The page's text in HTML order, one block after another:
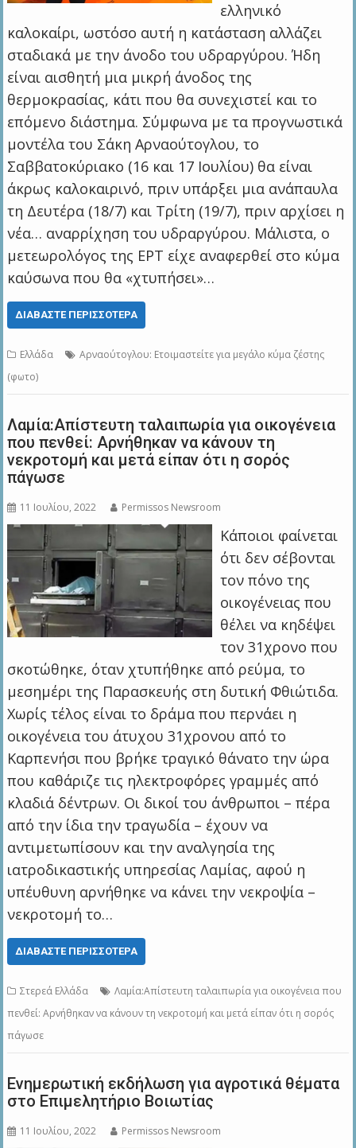
ελληνικό
καλοκαίρι, ωστόσο αυτή η κατάσταση αλλάζει
σταδιακά με την άνοδο του υδραργύρου. Ήδη
είναι αισθητή μια μικρή άνοδος της
θερμοκρασίας, κάτι που θα συνεχιστεί και το
επόμενο διάστημα. Σύμφωνα με τα προγνωστικά
μοντέλα του Σάκη Αρναούτογλου, το
Σαββατοκύριακο (16 και 17 Ιουλίου) θα είναι
άκρως καλοκαιρινό, πριν υπάρξει μια ανάπαυλα
τη Δευτέρα (18/7) και Τρίτη (19/7), πριν αρχίσει η
νέα… αναρρίχηση του υδραργύρου. Μάλιστα, ο
μετεωρολόγος της ΕΡΤ είχε αναφερθεί στο κύμα
καύσωνα που θα «χτυπήσει»…
ΔΙΑΒΆΣΤΕ ΠΕΡΙΣΣΌΤΕΡΑ
Ελλάδα
Αρναούτογλου: Ετοιμαστείτε για μεγάλο κύμα ζέστης
(φωτο)
Λαμία:Απίστευτη ταλαιπωρία για οικογένεια
που πενθεί: Aρνήθηκαν να κάνουν τη
νεκροτομή και μετά είπαν ότι η σορός
πάγωσε
11 Ιουλίου, 2022 Permissos Newsroom
Κάποιοι φαίνεται
ότι δεν σέβονται
τον πόνο της
οικογένειας που
θέλει να κηδέψει
τον 31χρονο που
σκοτώθηκε, όταν χτυπήθηκε από ρεύμα, το
μεσημέρι της Παρασκευής στη δυτική Φθιώτιδα.
Χωρίς τέλος είναι το δράμα που περνάει η
οικογένεια του άτυχου 31χρονου από το
Καρπενήσι που βρήκε τραγικό θάνατο την ώρα
που καθάριζε τις ηλεκτροφόρες γραμμές από
κλαδιά δέντρων. Οι δικοί του άνθρωποι – πέρα
από την ίδια την τραγωδία – έχουν να
αντιμετωπίσουν και την αναλγησία της
ιατροδικαστικής υπηρεσίας Λαμίας, αφού η
υπέυθυνη αρνήθηκε να κάνει την νεκροψία –
νεκροτομή το…
ΔΙΑΒΆΣΤΕ ΠΕΡΙΣΣΌΤΕΡΑ
Στερεά Ελλάδα
Λαμία:Απίστευτη ταλαιπωρία για οικογένεια που
πενθεί: Aρνήθηκαν να κάνουν τη νεκροτομή και μετά είπαν ότι η σορός
πάγωσε
Ενημερωτική εκδήλωση για αγροτικά θέματα
στο Επιμελητήριο Βοιωτίας
11 Ιουλίου, 2022 Permissos Newsroom